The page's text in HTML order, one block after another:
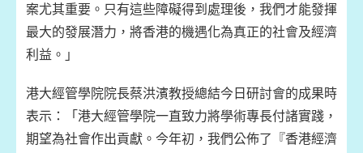
案尤其重要。只有這些障礙得到處理後，我們才能發揮
最大的發展潛力，將香港的機遇化為真正的社會及經濟
利益。」
港大經管學院院長蔡洪濱教授總結今日研討會的成果時
表示：「港大經管學院一直致力將學術專長付諸實踐，
期望為社會作出貢獻。今年初，我們公佈了『香港經濟